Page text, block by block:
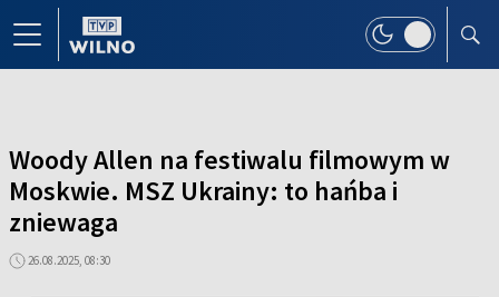
Woody Allen na festiwalu filmowym w
Moskwie. MSZ Ukrainy: to hańba i
zniewaga
26.08.2025, 08:30